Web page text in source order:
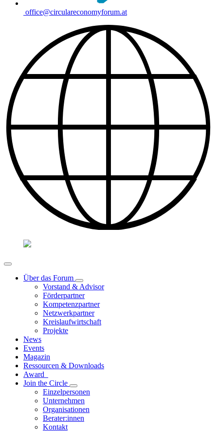
office@circulareconomyforum.at
Über das Forum
Vorstand & Advisor
Förderpartner
Kompetenzpartner
Netzwerkpartner
Kreislaufwirtschaft
Projekte
News
Events
Magazin
Ressourcen & Downloads
Award
Join the Circle
Einzelpersonen
Unternehmen
Organisationen
Berater:innen
Kontakt